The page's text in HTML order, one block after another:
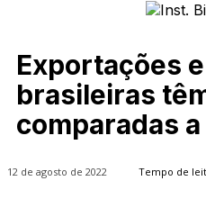
Exportações
brasileiras
comparadas a
12 de agosto de 2022 Tempo de